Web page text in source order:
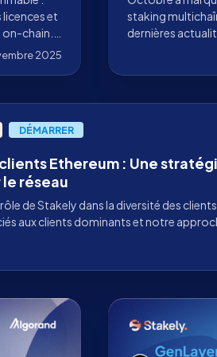
et
chain.
valide ce
2025
staking
dernières
avancées, les
DÉMARRER
Ethereum : Une
réseau
de Stakely dans la diversité des
aux clients dominants et notre